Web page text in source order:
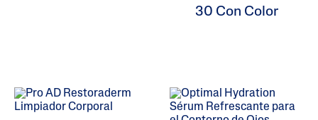
Humectantes
30 Con Color